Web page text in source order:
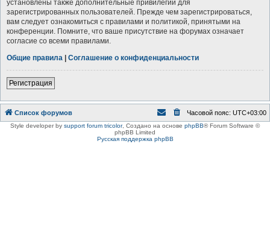
установлены также дополнительные привилегии для
зарегистрированных пользователей. Прежде чем зарегистрироваться,
вам следует ознакомиться с правилами и политикой, принятыми на
конференции. Помните, что ваше присутствие на форумах означает
согласие со всеми правилами.
Общие правила | Соглашение о конфиденциальности
Регистрация
Список форумов Часовой пояс: UTC+03:00
Style developer by support forum tricolor, Создано на основе phpBB® Forum Software ©
phpBB Limited
Русская поддержка phpBB